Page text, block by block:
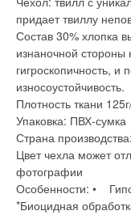
придает твиллу
Состав 30% хлопка
изнаночной
гигроскопичность,
износоустойчивость.
Плотность ткани
Упаковка: ПВХ-сумка
Страна
Цвет чехла может
фотографии
Особенности: •
*Биоцидная